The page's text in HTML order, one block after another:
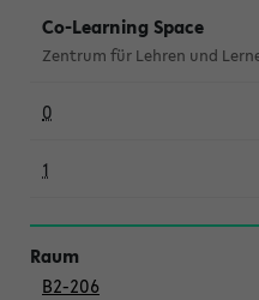
Co-Learning Space
Zentrum für Lehren und
0
1
B2-206